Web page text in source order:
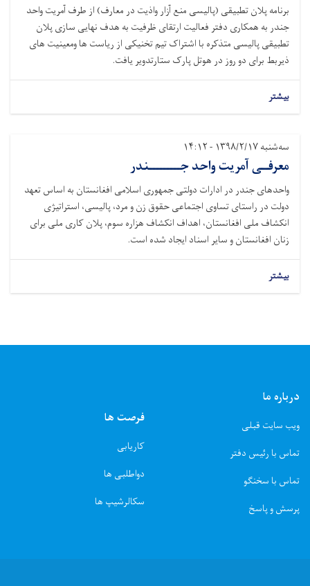
برنامه پلان تطبیقی (پالیسی منع آزار واذیت در معارف) از طرف آمریت واحد
جندر به همکاری دفتر فعالیت ارتقای ظرفیت به هدف نهایی سازی پلان
تطبیقی پالیسی متذکره با اشتراک تیم تخنیکی از ریاست ها ومعینیت های
ذیربط برای دو روز در هوتل پارک ستارتدویر یافت.
بیشتر
سه‌شنبه ۱۳۹۸/۲/۱۷ - ۱۴:۱۲
معرفــی آمریت واحد جـــــــــندر
واحدهای جندر در ادارات دولتی جمهوری اسلامی افغانستان به اساس تعهد
دولت در راستای تساوی اجتماعی حقوق زن و مرد، پالیسی، استراتیژی
انکشاف ملی افغانستان، اهداف انکشاف هزاره سوم، پلان کاری ملی برای
زنان افغانستان و سایر اسناد ایجاد شده است.
بیشتر
درباره ما
ویب سایت قبلی
تماس با رئیس دفتر
تماس با سخنگو
پرسش و پاسخ
فرصت ها
کاریابی
دواطلبی ها
سکالرشیپ ها